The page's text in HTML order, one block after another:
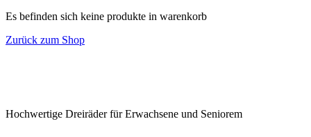
Es befinden sich keine produkte in warenkorb
Zurück zum Shop
Hochwertige Dreiräder für Erwachsene und Seniorem